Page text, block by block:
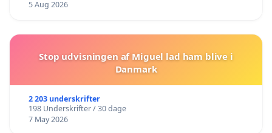
5 Aug 2026
Stop udvisningen af Miguel lad ham blive i
Danmark
2 203 underskrifter
198 Underskrifter / 30 dage
7 May 2026